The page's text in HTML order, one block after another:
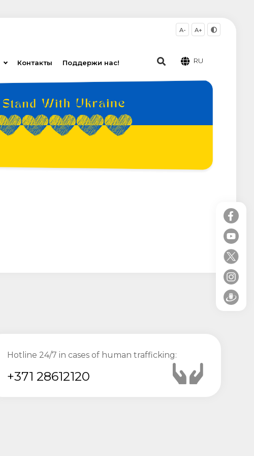
Контакты Поддержи нас!
A- A+
RU
Hotline 24/7 in cases of human trafficking:
+371 28612120